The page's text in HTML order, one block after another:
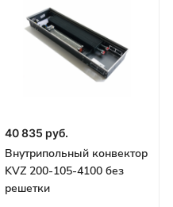
40 835 руб.
Внутрипольный конвектор
KVZ 200-105-4100 без
решетки